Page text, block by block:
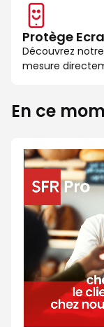
Protège
Découvrez
mesure
En ce